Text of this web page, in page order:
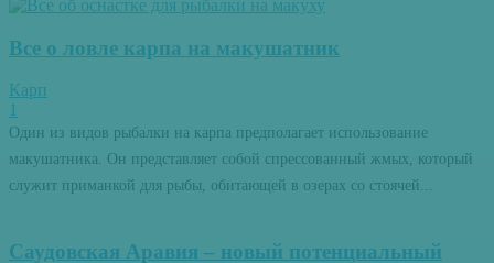
Все о ловле карпа на макушатник
Карп
1
Один из видов рыбалки на карпа предполагает использование
макушатника. Он представляет собой спрессованный жмых, который
служит приманкой для рыбы, обитающей в озерах со стоячей...
Саудовская Аравия – новый потенциальный